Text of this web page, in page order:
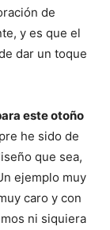
de
y es que el
dar un toque
este otoño
he sido de
que sea,
ejemplo muy
caro y con
ni siquiera